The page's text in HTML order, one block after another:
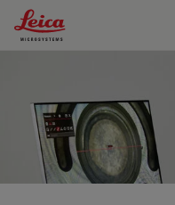
Leica Microsystems Logo